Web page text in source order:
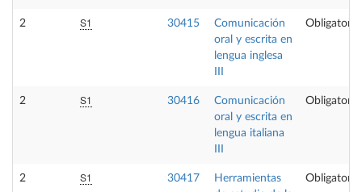
2 S1 30415
Comunicación
oral y escrita en
lengua inglesa
Obligatoria
2 S1 30416
Comunicación
oral y escrita en
lengua italiana
Obligatoria
2 S1 30417
Herramientas
Obligatoria